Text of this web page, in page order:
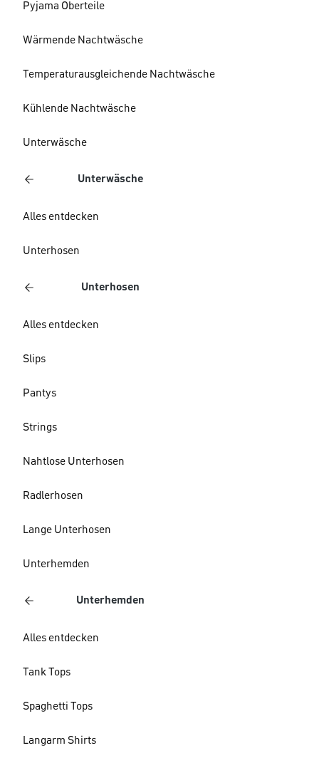
Pyjama Oberteile
Wärmende Nachtwäsche
Temperaturausgleichende Nachtwäsche
Kühlende Nachtwäsche
Unterwäsche
Unterwäsche
Alles entdecken
Unterhosen
Unterhosen
Alles entdecken
Slips
Pantys
Strings
Nahtlose Unterhosen
Radlerhosen
Lange Unterhosen
Unterhemden
Unterhemden
Alles entdecken
Tank Tops
Spaghetti Tops
Langarm Shirts